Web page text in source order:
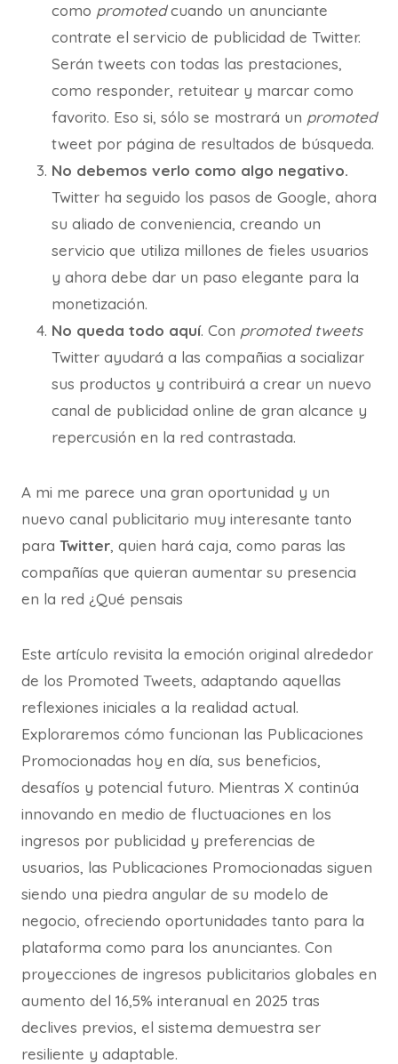
como promotedcuando un anunciante
contrate el servicio de publicidad de Twitter.
Serán tweets con todas las prestaciones,
como responder, retuitear y marcar como
favorito. Eso si, sólo se mostrará un promoted
tweet por página de resultados de búsqueda.
No debemos verlo como algo negativo.
Twitter ha seguido los pasos de Google, ahora
su aliado de conveniencia, creando un
servicio que utiliza millones de fieles usuarios
y ahora debe dar un paso elegante para la
monetización.
No queda todo aquí. Con promoted tweets
Twitter ayudará a las compañias a socializar
sus productos y contribuirá a crear un nuevo
canal de publicidad online de gran alcance y
repercusión en la red contrastada.
A mi me parece una gran oportunidad y un
nuevo canal publicitario muy interesante tanto
para Twitter, quien hará caja, como paras las
compañías que quieran aumentar su presencia
en la red ¿Qué pensais
Este artículo revisita la emoción original alrededor
de los Promoted Tweets, adaptando aquellas
reflexiones iniciales a la realidad actual.
Exploraremos cómo funcionan las Publicaciones
Promocionadas hoy en día, sus beneficios,
desafíos y potencial futuro. Mientras X continúa
innovando en medio de fluctuaciones en los
ingresos por publicidad y preferencias de
usuarios, las Publicaciones Promocionadas siguen
siendo una piedra angular de su modelo de
negocio, ofreciendo oportunidades tanto para la
plataforma como para los anunciantes. Con
proyecciones de ingresos publicitarios globales en
aumento del 16,5% interanual en 2025 tras
declives previos, el sistema demuestra ser
resiliente y adaptable.